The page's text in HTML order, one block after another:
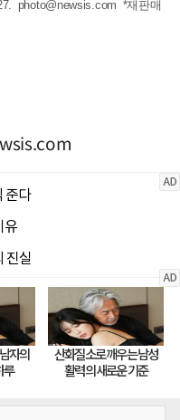
photo@newsis.com *재판매